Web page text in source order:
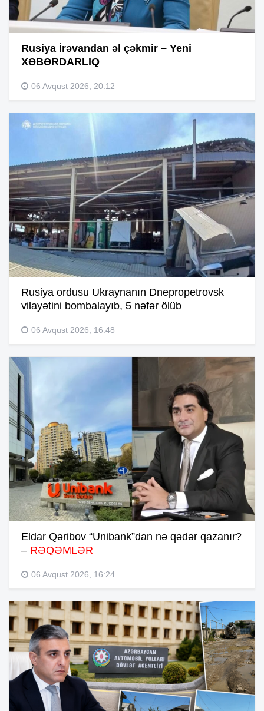
Rusiya İrəvandan əl çəkmir – Yeni
XƏBƏRDARLIQ
06 Avqust 2026, 20:12
Rusiya ordusu Ukraynanın Dnepropetrovsk
vilayətini bombalayıb, 5 nəfər ölüb
06 Avqust 2026, 16:48
Eldar Qəribov “Unibank”dan nə qədər qazanır?
– RƏQƏMLƏR
06 Avqust 2026, 16:24